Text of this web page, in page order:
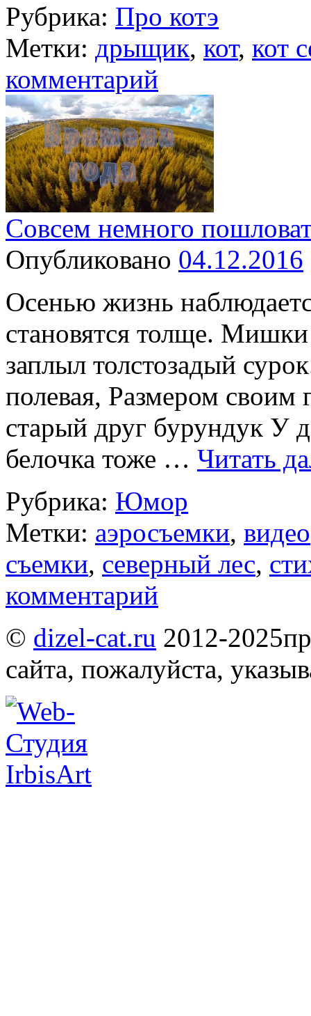
Рубрика: Про котэ
Метки: дрыщик, кот, кот
комментарий
Совсем немного
Опубликовано 04.12.2016
Осенью жизнь
становятся толще.
заплыл толстозадый
полевая, Размером своим
старый друг бурундук У
белочка тоже … Читать
Рубрика: Юмор
Метки: аэросъемки, видео
съемки, северный лес,
комментарий
© dizel-cat.ru 2012-2025
сайта, пожалуйста,